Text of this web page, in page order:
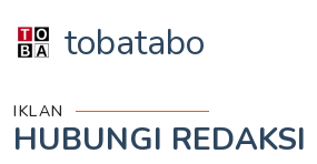
tobatabo
IKLAN
HUBUNGI